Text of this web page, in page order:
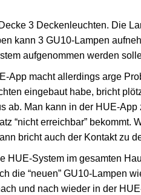
3 Deckenleuchten. Die
kann 3 GU10-Lampen
aufgenommen werden
App macht allerdings arge
eingebaut habe, bricht
ab. Man kann in der HUE-
“nicht erreichbar” bekommt.
bricht auch der Kontakt zu
HUE-System im gesamten
die “neuen” GU10-Lampen
und nach wieder in der